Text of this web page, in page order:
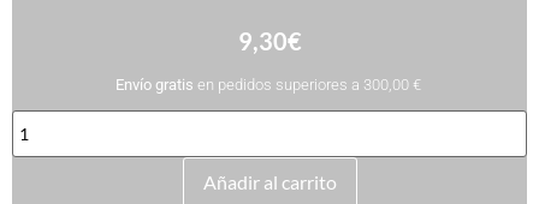
9,30€
Envío gratis en pedidos superiores a 300,00 €
VIEIRA
FILIGRANA
10MM
Añadir al carrito